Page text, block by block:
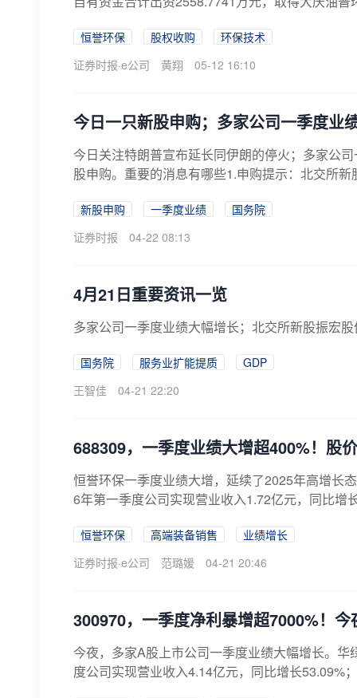
恒誉环保 股权收购
环保技术
证券时报·e公司
黄翔 05-12 16:10
今日一只新股申购；多家公司一季度
今日关注特朗普宣布延长同伊朗的停火；多家公
股申购。重要的消息有哪些1.申购提示：北交所
新股申购 一季度业绩
国务院
证券时报
04-22 08:13
4月21日重要资讯一览
多家公司一季度业绩大幅增长；北交所新股振宏
国务院 服务业扩能提质
GDP
王智佳
04-21 22:20
688309，一季度业绩大增超400%！股
恒誉环保一季度业绩大增，延续了2025年高增长
6年第一季度公司实现营业收入1.72亿元，同比增
恒誉环保 高端装备销售
业绩增长
证券时报·e公司
范璐媛 04-21 20:46
300970，一季度净利暴增超7000%！
今夜，多家A股上市公司一季度业绩大幅增长。
度公司实现营业收入4.14亿元，同比增长53.09%